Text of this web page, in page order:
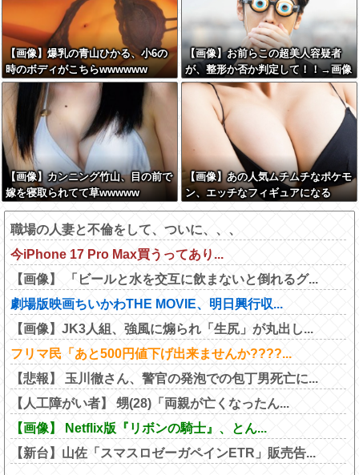
【画像】爆乳の青山ひかる、小6の
時のボディがこちらwwwwww
【画像】お前らこの超美人容疑者
が、整形か否か判定して！！→画像
がこちらw w w w w w w w w w
【画像】カンニング竹山、目の前で
嫁を寝取られてて草wwwww
【画像】あの人気ムチムチなポケモ
ン、エッチなフィギュアになる
職場の人妻と不倫をして、ついに、、、
今iPhone 17 Pro Max買うってあり...
【画像】 「ビールと水を交互に飲まないと倒れるグ...
劇場版映画ちいかわTHE MOVIE、明日興行収...
【画像】JK3人組、強風に煽られ「生尻」が丸出し...
フリマ民「あと500円値下げ出来ませんか????...
【悲報】 玉川徹さん、警官の発泡での包丁男死亡に...
【人工障がい者】 甥(28)「両親が亡くなったん...
【画像】 Netflix版『リボンの騎士』、とん...
【新台】山佐「スマスロゼーガペインETR」販売告...